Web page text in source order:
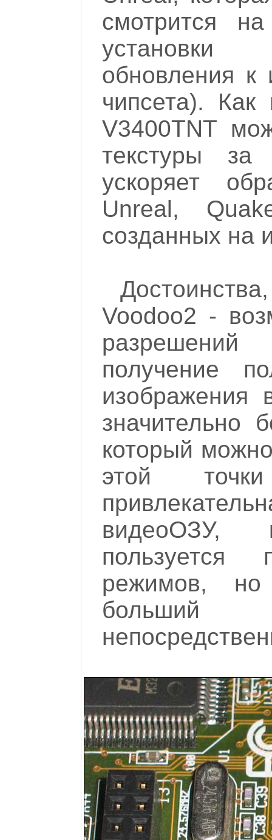
смотрится
установки
обновления к
чипсета).
V3400TNT
текстуры за
ускоряет
Unreal,
созданных на
Voodoo2 -
получение
изображения
значительно
который
этой
видеоОЗУ,
пользуется
режимов,
больший